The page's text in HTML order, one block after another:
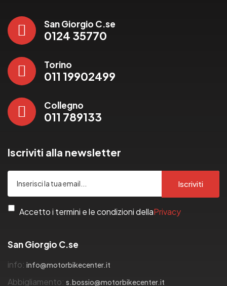
San Giorgio C.se
0124 35770
Torino
011 19902499
Collegno
011 789133
Iscriviti alla newsletter
Accetto i termini e le condizioni dellaPrivacy
Iscriviti
San Giorgio C.se
info: info@motorbikecenter.it
Abbigliamento: s.bossio@motorbikecenter.it